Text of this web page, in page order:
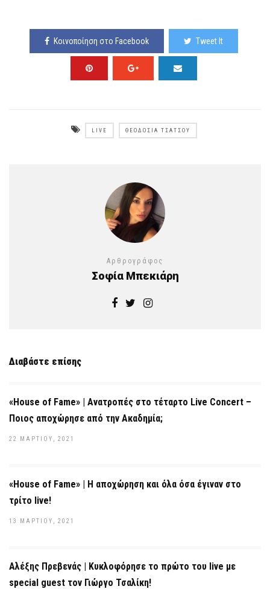
Κοινοποίηση στο Facebook Tweet It
LIVE ΘΕΟΔΟΣΊΑ ΤΣΆΤΣΟΥ
Αρθρογράφος
Σοφία Μπεκιάρη
Διαβάστε επίσης
«House of Fame» | Ανατροπές στο τέταρτο Live Concert –
Ποιος αποχώρησε από την Ακαδημία;
22 ΜΑΡΤΊΟΥ, 2021
«House of Fame» | Η αποχώρηση και όλα όσα έγιναν στο
τρίτο live!
13 ΜΑΡΤΊΟΥ, 2021
Αλέξης Πρεβενάς | Kυκλοφόρησε το πρώτο του live με
special guest τον Γιώργο Τσαλίκη!